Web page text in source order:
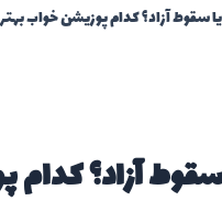
سقوط آزاد؟ کدام پوزیشن خواب
آزاد؟